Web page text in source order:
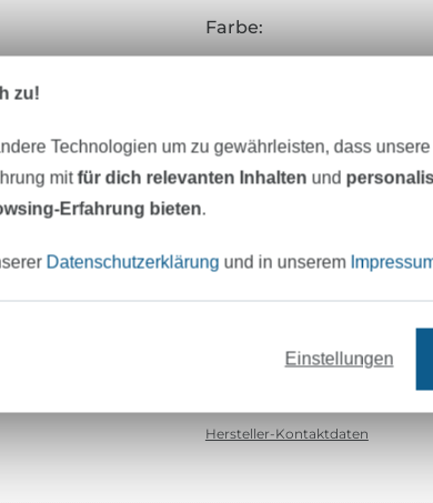
Farbe:
Herstellungsart:
Veredelung:
Zertifizierung:
Testinstitut:
Zertifikatsnummer:
Hersteller-Kontaktdaten
zu!
Technologien um zu gewährleisten, dass
mitfür dich relevanten Inhalten und
Erfahrung bieten.
Datenschutzerklärung und in unserem
Einstellungen